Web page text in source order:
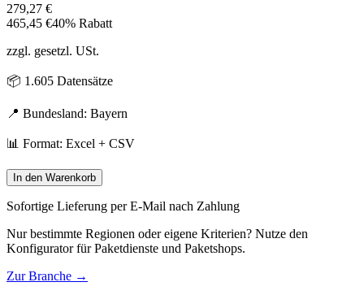
279,27 €
465,45 €40% Rabatt
zzgl. gesetzl. USt.
📦 1.605 Datensätze
📍 Bundesland: Bayern
📊 Format: Excel + CSV
In den Warenkorb
Sofortige Lieferung per E-Mail nach Zahlung
Nur bestimmte Regionen oder eigene Kriterien? Nutze den
Konfigurator fürPaketdienste und Paketshops.
Zur Branche →